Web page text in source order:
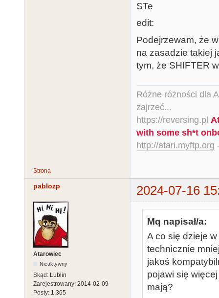
STe
edit:
Podejrzewam, że
na zasadzie takiej
tym, że SHIFTER
Różne różności dla
zajrzeć...
https://reversing.pl
with some sh*t
http://atari.myftp.org
Strona
pablozp 2024-07-16
Atarowiec
Nieaktywny
Skąd: Lublin
Zarejestrowany: 2014-02-09
Posty: 1,365
Mq napisał/a:
A co się dzieje
technicznie
jakoś
pojawi się
mają?